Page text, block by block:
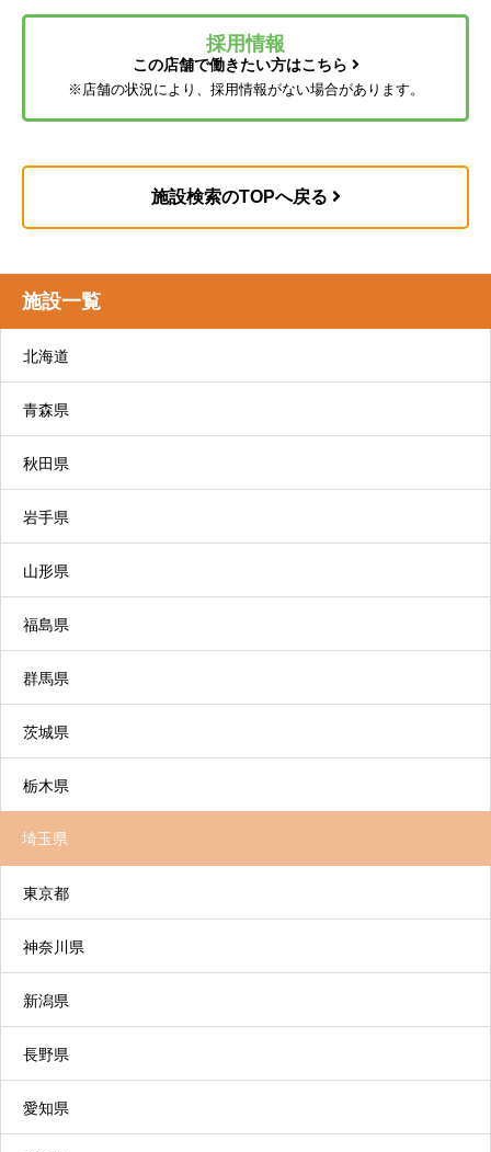
6. 介護サービス利用の開始
通所介護（デイサービス）
上するための機能訓練、口腔機能向上サービスな
どを日帰りで提供します。
リハビリデイサービス コンパスウォークはこ
ちら
ら
ドはこちら
通所リハビリテーション（デイケア）
施設や病院などにおいて、日常生活の自立を助け
るために理学療法士、作業療法士などがリハビリ
リハビリ特化型デイサービスとデイケアの違いに
ついて
援や、心身の機能を維持・向上するための機能訓
練の支援などを行うサービスです。家族の介護負
担軽減を図ることができます。
利用者の選択に応じて、施設への「通い」を中心
採用情報
この店舗で働きたい方はこちら
※店舗の状況により、採用情報がない場合があります。
施設検索のTOPへ戻る
施設一覧
北海道
青森県
秋田県
岩手県
山形県
福島県
群馬県
茨城県
栃木県
埼玉県
東京都
神奈川県
新潟県
長野県
愛知県